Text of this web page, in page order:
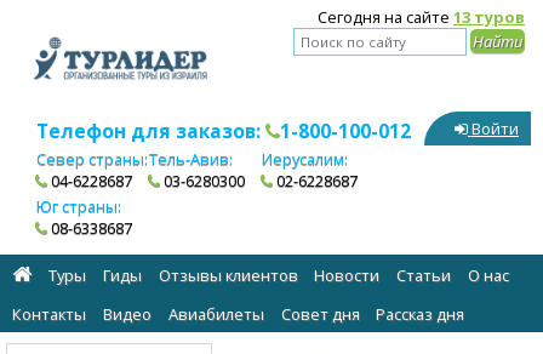
Сегодня на сайте 13 туров
Телефон для заказов: 1-800-100-012
Север страны:
04-6228687
Тель-Авив:
03-6280300
Иерусалим:
02-6228687
Юг страны:
08-6338687
Войти
Туры Гиды Отзывы клиентов Новости Статьи
О нас
Контакты
Видео Авиабилеты Cовет дня Рассказ дня